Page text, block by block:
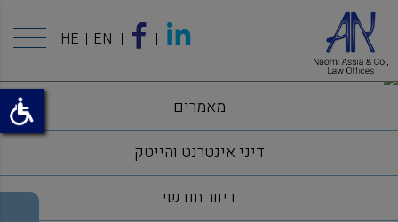
HE EN
מאמרים
דיני אינטרנט והייטק
דיוור חודשי